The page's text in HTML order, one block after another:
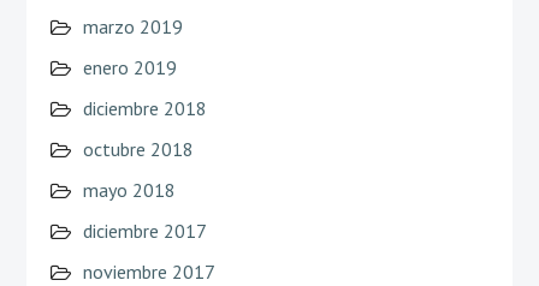
marzo 2019
enero 2019
diciembre 2018
octubre 2018
mayo 2018
diciembre 2017
noviembre 2017